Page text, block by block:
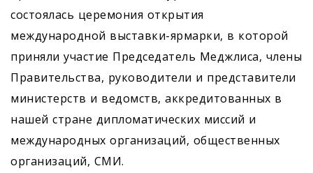
состоялась церемония открытия
международной выставки-ярмарки, в которой
приняли участие Председатель Меджлиса, члены
Правительства, руководители и представители
министерств и ведомств, аккредитованных в
нашей стране дипломатических миссий и
международных организаций, общественных
организаций, СМИ.